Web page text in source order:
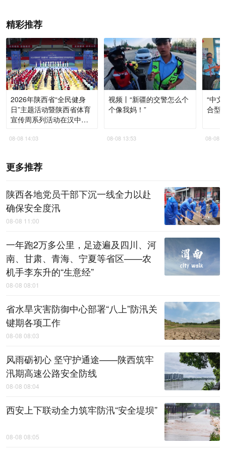
精彩推荐
2026年陕西省“全民健身
日”主题活动暨陕西省体育
宣传周系列活动在汉中启
08-08 14:03
视频丨“新疆的交警怎么个
个像我妈！”
08-08 13:53
“中
合型
08-08
更多推荐
陕西各地党员干部下沉一线全力以赴
确保安全度汛
08-08 11:00
一年跑2万多公里，足迹遍及四川、河
南、甘肃、青海、宁夏等省区——农
机手李东升的“生意经”
08-08 08:01
省水旱灾害防御中心部署“八上”防汛关
键期各项工作
08-08 08:03
风雨砺初心 坚守护通途——陕西筑牢
汛期高速公路安全防线
08-08 08:04
西安上下联动全力筑牢防汛“安全堤坝”
08-08 08:05